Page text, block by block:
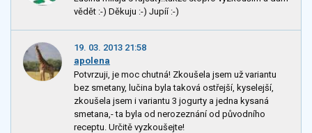
vědět :-) Děkuju :-) Jupíí :-)
19. 03. 2013 21:58
apolena
Potvrzuji, je moc chutná! Zkoušela jsem už variantu
bez smetany, lučina byla taková ostřejší, kyselejší,
zkoušela jsem i variantu 3 jogurty a jedna kysaná
smetana,- ta byla od nerozeznání od původního
receptu. Určitě vyzkoušejte!